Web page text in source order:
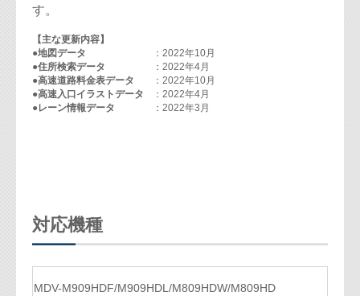
す。
【主な更新内容】
●地図データ
：2022年10月
●住所検索データ
：2022年4月
●高速道路料金表データ
：2022年10月
●高速入口イラストデータ
：2022年4月
●レーン情報データ
：2022年3月
対応機種
MDV-M909HDF/M909HDL/M809HDW/M809HD